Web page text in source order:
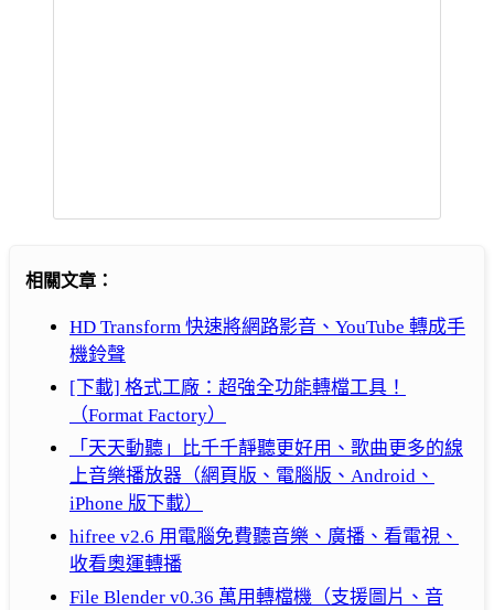
相關文章：
HD Transform 快速將網路影音、YouTube 轉成手
機鈴聲
[下載] 格式工廠：超強全功能轉檔工具！
（Format Factory）
「天天動聽」比千千靜聽更好用、歌曲更多的線
上音樂播放器（網頁版、電腦版、Android、
iPhone 版下載）
hifree v2.6 用電腦免費聽音樂、廣播、看電視、
收看奧運轉播
File Blender v0.36 萬用轉檔機（支援圖片、音